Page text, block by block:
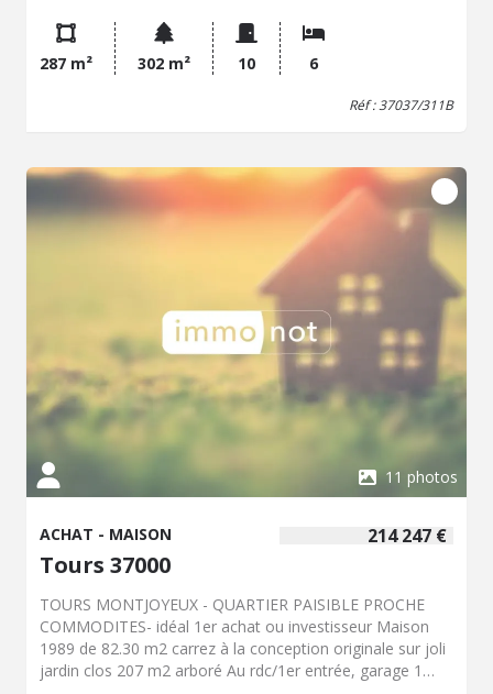
des prestations de qualité. Chaque détail a été
soigneusement pensé lors de la rénovation, alliant le
charme de l'ancien au confort contemporain. Les espaces
de vie sur rez-de-chaussée, baignés de lumière et aux
chaleureuse et conviviale. Dans les étages, vous
retrouverez 6 chambres, chacune pourvue de sa salle
d'eau priviative, offrant confort et intimité. Deux espaces
esxtérieurs aménagés à l'avant et à l'arrière de la maison
afin de pouvoir profiter des beaux jours. Concernant le
souplex, vous y trouverez une cuisine d'été, un espace
bar taillé dans la roche ainsi qu'une cave afin de convier
vos amis à une dégustation dans les meilleures
conditions. Ne laissez pas passer cette opportunité
exceptionnelle ! Contactez-nous dès aujourd'hui pour
organiser une visite et laissez-vous charmer par cette
maison d'exception ! - Classe énergie : C - Classe climat :
C - Montant estimé des dépenses annuelles d'énergie
pour un usage standard : 2280 à 3140 € (base 2021) - Prix
Hon. Négo Inclus : 1 560 000 € dont 2,97% Hon. Négo
TTC charge acq. Prix Hors Hon. Négo :1 515 000 € - Réf :
287 m² 302 m² 10 6
Réf : 37037/311B
11 photos
214 247 €
ACHAT - MAISON
Tours 37000
TOURS MONTJOYEUX - QUARTIER PAISIBLE PROCHE
COMMODITES- idéal 1er achat ou investisseur Maison
1989 de 82.30 m2 carrez à la conception originale sur joli
jardin clos 207 m2 arboré Au rdc/1er entrée, garage 1